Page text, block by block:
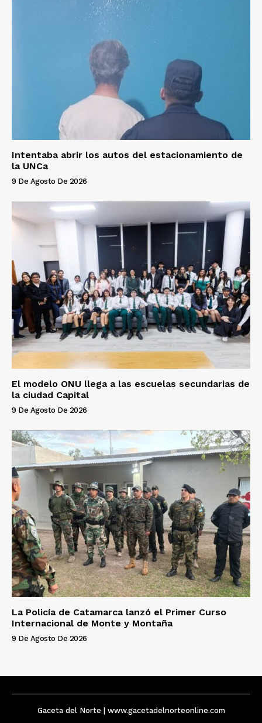
Intentaba abrir los autos del estacionamiento de
la UNCa
9 De Agosto De 2026
El modelo ONU llega a las escuelas secundarias de
la ciudad Capital
9 De Agosto De 2026
La Policía de Catamarca lanzó el Primer Curso
Internacional de Monte y Montaña
9 De Agosto De 2026
Gaceta del Norte | www.gacetadelnorteonline.com